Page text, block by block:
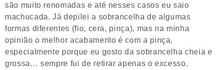
são muito renomadas e até nesses casos eu saio
machucada. Já depilei a sobrancelha de algumas
formas diferentes (fio, cera, pinça), mas na minha
opinião o melhor acabamento é com a pinça,
especialmente porque eu gosto da sobrancelha cheia e
grossa… sempre fui de retirar apenas o excesso.